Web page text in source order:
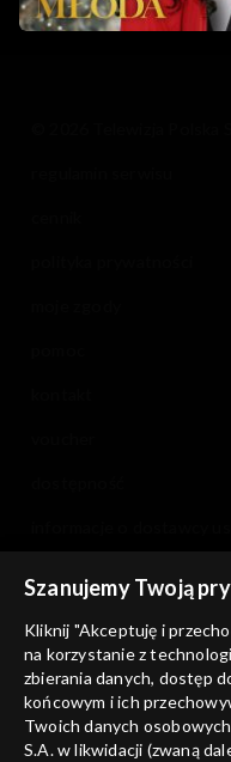
Szanujemy Twoją
Kliknij "Akceptuję i
na korzystanie z
zbierania danych, dostęp
końcowym i ich
Twoich danych
S.A. w likwidacji (zwaną